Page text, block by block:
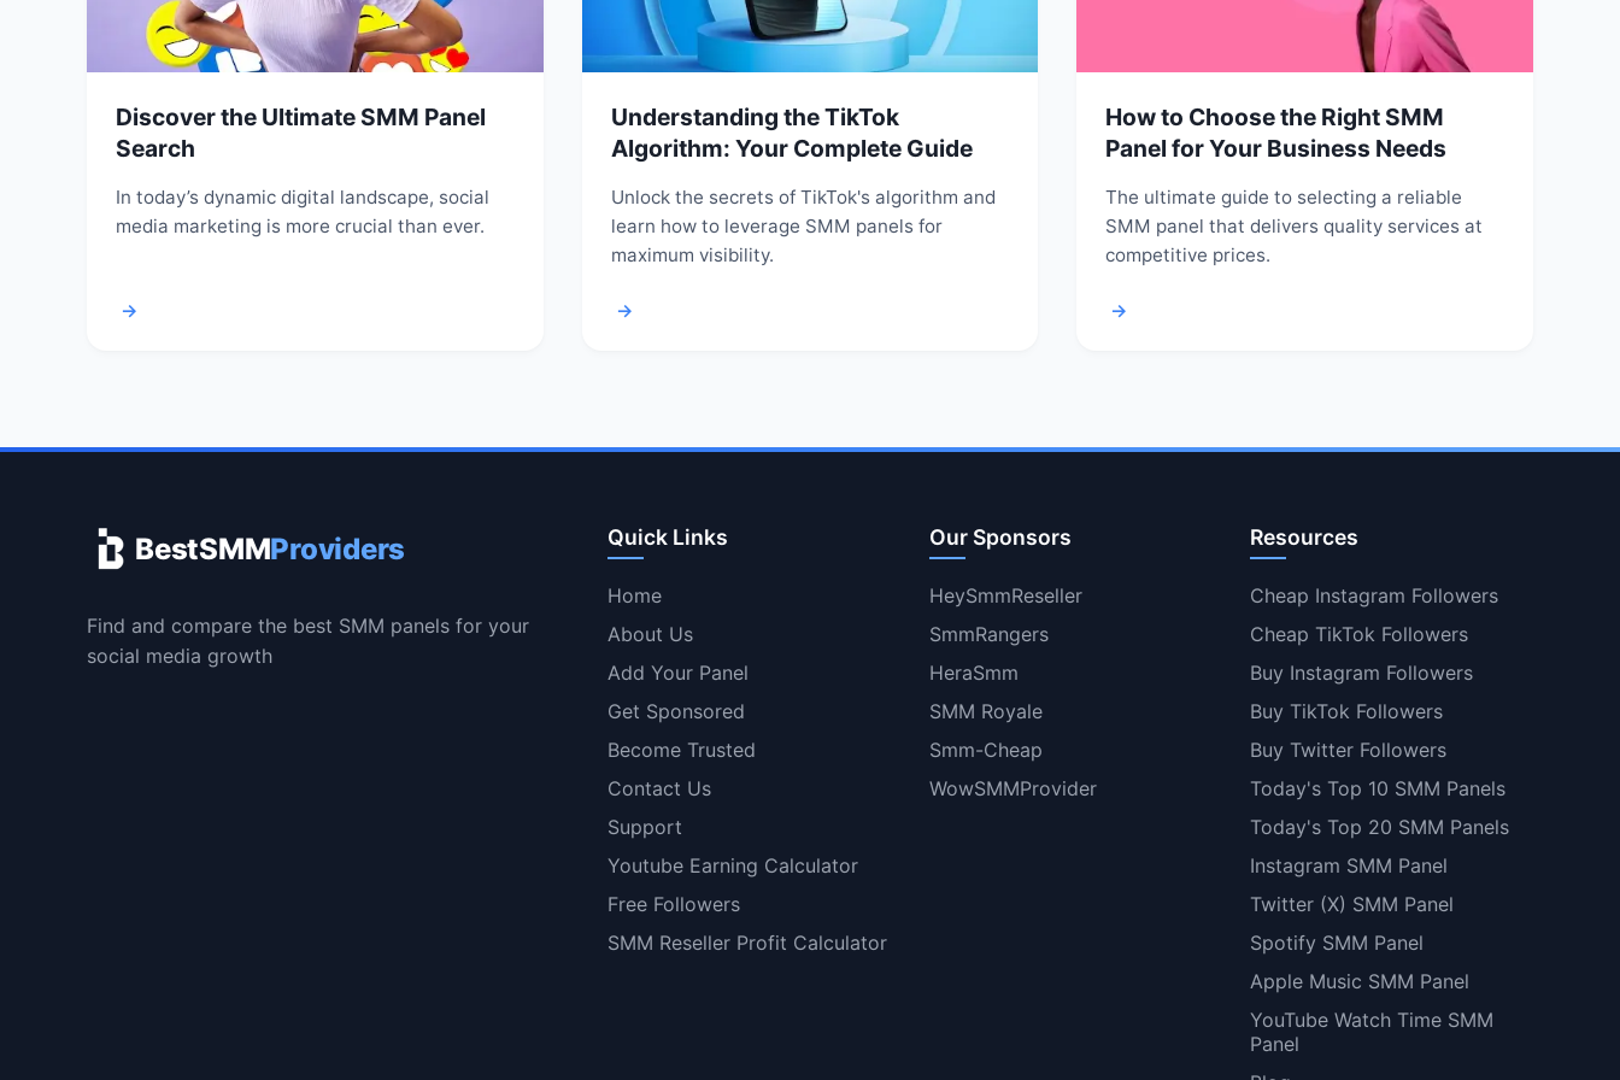
Discover the Ultimate SMM Panel
Search
In today’s dynamic digital landscape, social
media marketing is more crucial than ever.
→
Understanding the TikTok
Algorithm: Your Complete Guide
Unlock the secrets of TikTok's algorithm and
learn how to leverage SMM panels for
maximum visibility.
→
How to Choose the Right SMM
Panel for Your Business Needs
The ultimate guide to selecting a reliable
SMM panel that delivers quality services at
competitive prices.
→
BestSMMProviders
Find and compare the best SMM panels for your
social media growth
Quick Links
Home
About Us
Add Your Panel
Get Sponsored
Become Trusted
Contact Us
Support
Youtube Earning Calculator
Free Followers
SMM Reseller Profit Calculator
Our Sponsors
HeySmmReseller
SmmRangers
HeraSmm
SMM Royale
Smm-Cheap
WowSMMProvider
Resources
Cheap Instagram Followers
Cheap TikTok Followers
Buy Instagram Followers
Buy TikTok Followers
Buy Twitter Followers
Today's Top 10 SMM Panels
Today's Top 20 SMM Panels
Instagram SMM Panel
Twitter (X) SMM Panel
Spotify SMM Panel
Apple Music SMM Panel
YouTube Watch Time SMM
Panel